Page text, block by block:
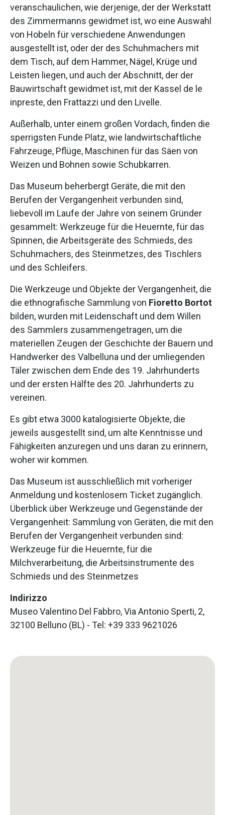
veranschaulichen, wie derjenige, der der Werkstatt
des Zimmermanns gewidmet ist, wo eine Auswahl
von Hobeln für verschiedene Anwendungen
ausgestellt ist, oder der des Schuhmachers mit
dem Tisch, auf dem Hammer, Nägel, Krüge und
Leisten liegen, und auch der Abschnitt, der der
Bauwirtschaft gewidmet ist, mit der Kassel de le
inpreste, den Frattazzi und den Livelle.
Außerhalb, unter einem großen Vordach, finden die
sperrigsten Funde Platz, wie landwirtschaftliche
Fahrzeuge, Pflüge, Maschinen für das Säen von
Weizen und Bohnen sowie Schubkarren.
Das Museum beherbergt Geräte, die mit den
Berufen der Vergangenheit verbunden sind,
liebevoll im Laufe der Jahre von seinem Gründer
gesammelt: Werkzeuge für die Heuernte, für das
Spinnen, die Arbeitsgeräte des Schmieds, des
Schuhmachers, des Steinmetzes, des Tischlers
und des Schleifers.
Die Werkzeuge und Objekte der Vergangenheit, die
die ethnografische Sammlung von Fioretto Bortot
bilden, wurden mit Leidenschaft und dem Willen
des Sammlers zusammengetragen, um die
materiellen Zeugen der Geschichte der Bauern und
Handwerker des Valbelluna und der umliegenden
Täler zwischen dem Ende des 19. Jahrhunderts
und der ersten Hälfte des 20. Jahrhunderts zu
vereinen.
Es gibt etwa 3000 katalogisierte Objekte, die
jeweils ausgestellt sind, um alte Kenntnisse und
Fähigkeiten anzuregen und uns daran zu erinnern,
woher wir kommen.
Das Museum ist ausschließlich mit vorheriger
Anmeldung und kostenlosem Ticket zugänglich.
Überblick über Werkzeuge und Gegenstände der
Vergangenheit: Sammlung von Geräten, die mit den
Berufen der Vergangenheit verbunden sind:
Werkzeuge für die Heuernte, für die
Milchverarbeitung, die Arbeitsinstrumente des
Schmieds und des Steinmetzes
Indirizzo
Museo Valentino Del Fabbro, Via Antonio Sperti, 2,
32100 Belluno (BL) - Tel: +39 333 9621026